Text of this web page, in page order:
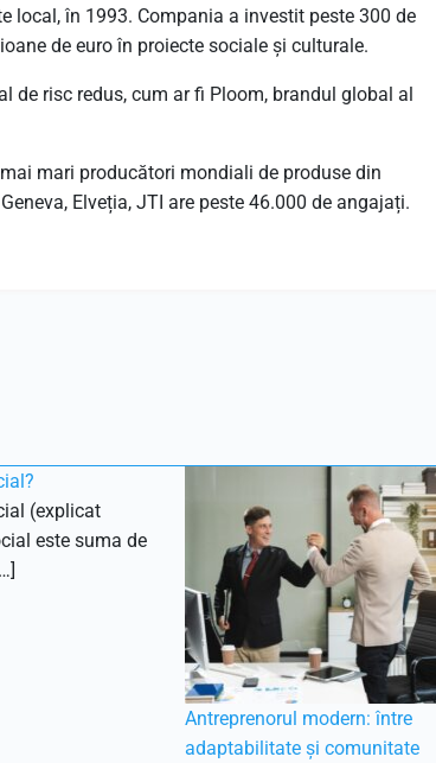
în 1993. Compania a investit peste 300 de
de euro în proiecte sociale și culturale.
de risc redus, cum ar fi Ploom, brandul global al
mari producători mondiali de produse din
Elveția, JTI are peste 46.000 de angajați.
(explicat
este suma de
Antreprenorul modern: între
adaptabilitate și comunitate